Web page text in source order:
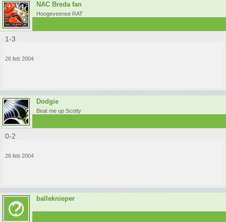
NAC Breda fan
Hoogeveense RAT
1-3
26 feb 2004
Dodgie
Beat me up Scotty
0-2
26 feb 2004
balleknieper